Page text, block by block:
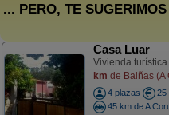
... PERO, TE
Casa Luar
Vivienda turística
km de Baiñas (A
4 plazas
25
45 km de A